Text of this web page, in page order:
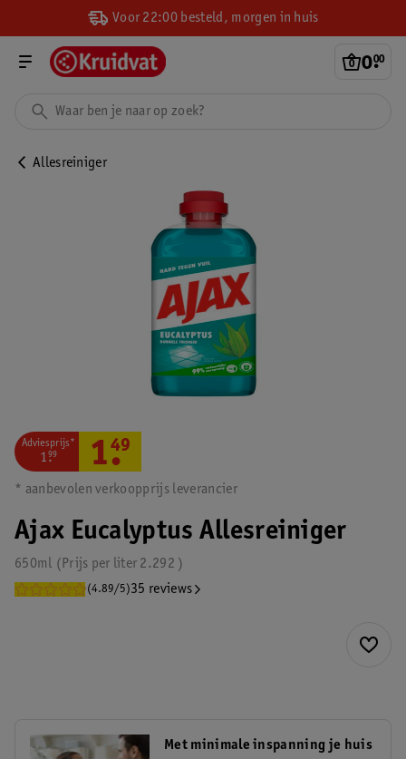
Voor 22:00 besteld, morgen in huis
0.
00
Allesreiniger
Ajax Eucalyptus Allesreiniger
650ml 2.292
Prijs per liter
(4.89/5)35 reviews
Adviesprijs*
1.
99 1.
49
* aanbevolen verkoopprijs leverancier
Met minimale inspanning je huis